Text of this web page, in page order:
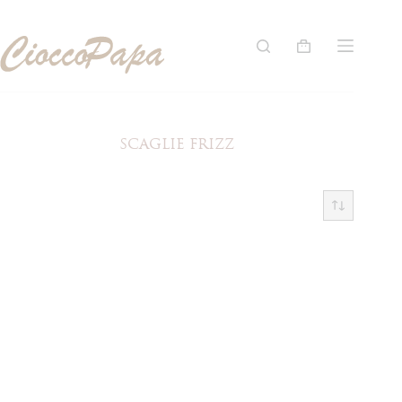
contenuto
Carrello
SCAGLIE FRIZZ